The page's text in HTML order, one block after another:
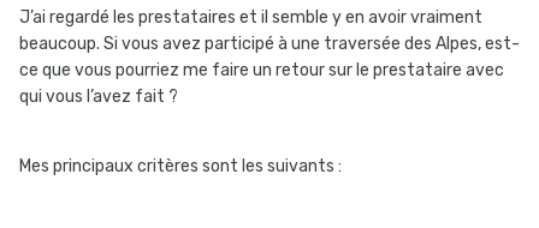
J’ai regardé les prestataires et il semble y en avoir vraiment
beaucoup. Si vous avez participé à une traversée des Alpes, est-
ce que vous pourriez me faire un retour sur le prestataire avec
qui vous l’avez fait ?
Mes principaux critères sont les suivants :